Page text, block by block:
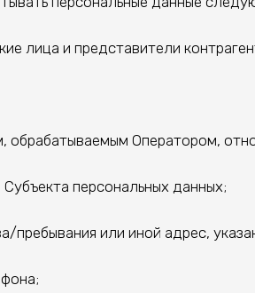
лица и представители
Оператором,
персональных данных;
или иной адрес,